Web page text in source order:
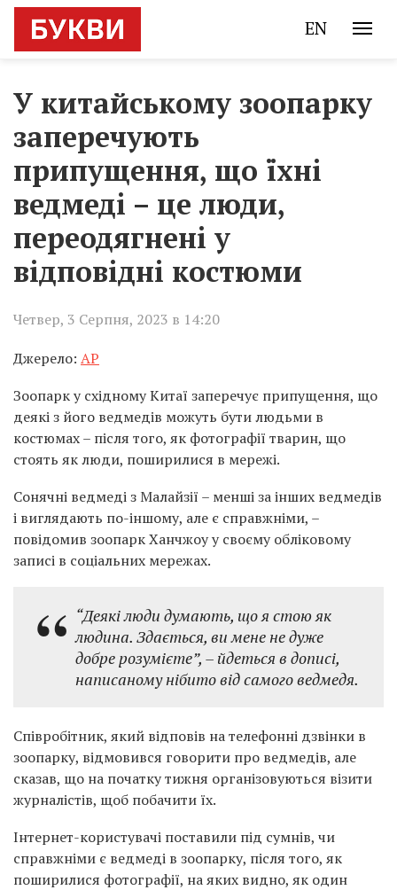
EN
У китайському зоопарку
заперечують
припущення, що їхні
ведмеді – це люди,
переодягнені у
відповідні костюми
Четвер, 3 Серпня, 2023 в 14:20
Джерело: AP
Зоопарк у східному Китаї заперечує припущення, що
деякі з його ведмедів можуть бути людьми в
костюмах – після того, як фотографії тварин, що
стоять як люди, поширилися в мережі.
Сонячні ведмеді з Малайзії – менші за інших ведмедів
і виглядають по-іншому, але є справжніми, –
повідомив зоопарк Ханчжоу у своєму обліковому
записі в соціальних мережах.
“Деякі люди думають, що я стою як
людина. Здається, ви мене не дуже
добре розумієте”, – йдеться в дописі,
написаному нібито від самого ведмедя.
Співробітник, який відповів на телефонні дзвінки в
зоопарку, відмовився говорити про ведмедів, але
сказав, що на початку тижня організовуються візити
журналістів, щоб побачити їх.
Інтернет-користувачі поставили під сумнів, чи
справжніми є ведмеді в зоопарку, після того, як
поширилися фотографії, на яких видно, як один